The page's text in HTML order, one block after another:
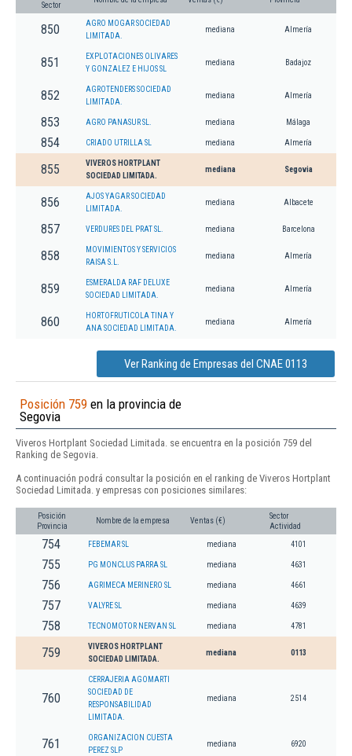
Sector
850
AGRO MOGAR SOCIEDAD
LIMITADA.
mediana Almería
851
EXPLOTACIONES OLIVARES
Y GONZALEZ E HIJOS SL
mediana Badajoz
852
AGROTENDERS SOCIEDAD
LIMITADA.
mediana Almería
853 AGRO PANASUR SL. mediana Málaga
854 CRIADO UTRILLA SL mediana Almería
855
VIVEROS HORTPLANT
SOCIEDAD LIMITADA.
mediana Segovia
856
AJOS YAGAR SOCIEDAD
LIMITADA.
mediana Albacete
857 VERDURES DEL PRAT SL. mediana Barcelona
858
MOVIMIENTOS Y SERVICIOS
RAISA S.L.
mediana Almería
859
ESMERALDA RAF DELUXE
SOCIEDAD LIMITADA.
mediana Almería
860
HORTOFRUTICOLA TINA Y
ANA SOCIEDAD LIMITADA.
mediana Almería
Ver Ranking de Empresas del CNAE 0113
Posición 759 en la provincia de
Segovia
Viveros Hortplant Sociedad Limitada. se encuentra en la posición 759 del
Ranking de Segovia.
A continuación podrá consultar la posición en el ranking de Viveros Hortplant
Sociedad Limitada. y empresas con posiciones similares:
Posición
Provincia
Nombre de la empresa Ventas (€)
Sector
Actividad
754 FEBEMAR SL mediana 4101
755 PG MONCLUS PARRA SL mediana 4631
756 AGRIMECA MERINERO SL mediana 4661
757 VALYRE SL mediana 4639
758 TECNOMOTOR NERVAN SL mediana 4781
759
VIVEROS HORTPLANT
SOCIEDAD LIMITADA.
mediana 0113
760
CERRAJERIA AGOMARTI
SOCIEDAD DE
RESPONSABILIDAD
LIMITADA.
mediana 2514
761
ORGANIZACION CUESTA
PEREZ SLP
mediana 6920